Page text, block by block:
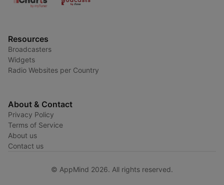
Resources
Broadcasters
Widgets
Radio Websites per Country
About & Contact
Privacy Policy
Terms of Service
About us
Contact us
© AppMind 2026. All rights reserved.